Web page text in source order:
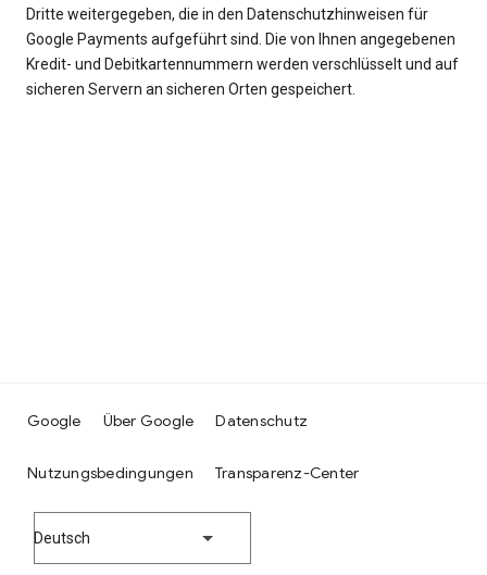
Dritte weitergegeben, die in den Datenschutzhinweisen für
Google Payments aufgeführt sind. Die von Ihnen angegebenen
Kredit- und Debitkartennummern werden verschlüsselt und auf
sicheren Servern an sicheren Orten gespeichert.
Google Über Google Datenschutz
Nutzungsbedingungen Transparenz-Center
Deutsch